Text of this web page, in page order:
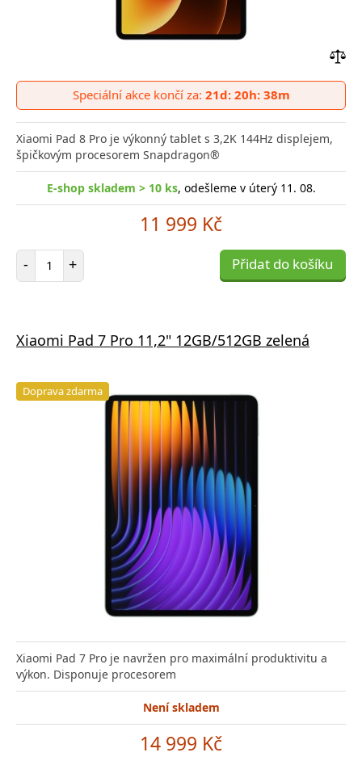
do
Speciální akce končí za: 21d: 20h: 38m
Xiaomi Pad 8 Pro je výkonný tablet s 3,2K 144Hz displejem,
špičkovým procesorem Snapdragon®
E-shop skladem > 10 ks, odešleme v úterý 11. 08.
11 999 Kč
- Počet položek
+ Přidat do košíku
Xiaomi Pad 7 Pro 11,2" 12GB/512GB zelená
Doprava zdarma
Xiaomi Pad 7 Pro je navržen pro maximální produktivitu a
výkon. Disponuje procesorem
Není skladem
14 999 Kč